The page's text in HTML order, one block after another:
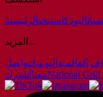
البودكاستبحثالرئيسية
المزيد...
العالمية اليومياتتواصل
معنا اشترك National Grid